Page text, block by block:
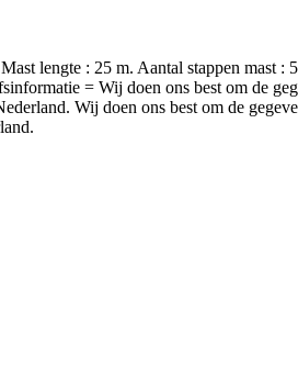
Mast lengte : 25 m. Aantal stappen
= Wij doen ons best om de
Wij doen ons best om de